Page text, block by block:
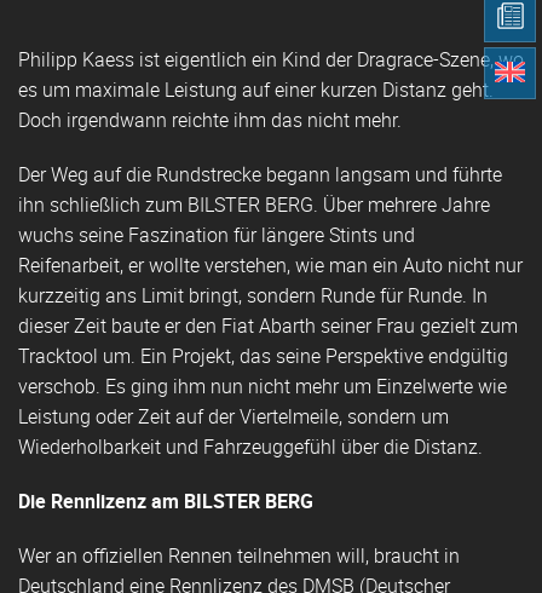
Philipp Kaess ist eigentlich ein Kind der Dragrace-Szene, wo
es um maximale Leistung auf einer kurzen Distanz geht.
Doch irgendwann reichte ihm das nicht mehr.
Der Weg auf die Rundstrecke begann langsam und führte
ihn schließlich zum BILSTER BERG. Über mehrere Jahre
wuchs seine Faszination für längere Stints und
Reifenarbeit, er wollte verstehen, wie man ein Auto nicht nur
kurzzeitig ans Limit bringt, sondern Runde für Runde. In
dieser Zeit baute er den Fiat Abarth seiner Frau gezielt zum
Tracktool um. Ein Projekt, das seine Perspektive endgültig
verschob. Es ging ihm nun nicht mehr um Einzelwerte wie
Leistung oder Zeit auf der Viertelmeile, sondern um
Wiederholbarkeit und Fahrzeuggefühl über die Distanz.
Die Rennlizenz am BILSTER BERG
Wer an offiziellen Rennen teilnehmen will, braucht in
Deutschland eine Rennlizenz des DMSB (Deutscher